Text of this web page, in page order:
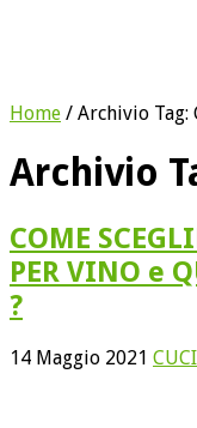
Home / Archivio Tag:
Archivio
COME
PER VINO e
?
14 Maggio 2021